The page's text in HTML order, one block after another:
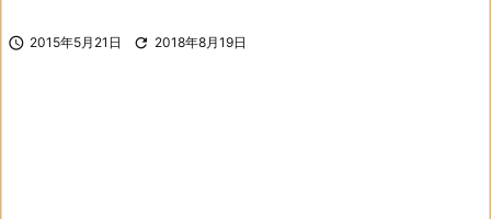
 2015年5月21日  2018年8月19日